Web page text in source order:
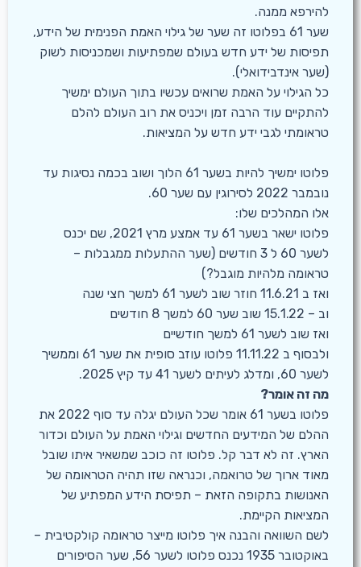
להירפא ממנה.
שער 61 בפלוטו זה שער של גילוי האמת הפנימית של הידע,
תפיסות של ידע חדש בעולם שמפתיעות ושמכניסות לשוק
(שער אינדבידואלי).
כל הגילוי על האמת שרואים עכשיו בתוך העולם ימשיך
להתקיים עוד הרבה זמן ויכניס את רוב העולם להלם
טראומתי לגבי ידע חדש על המציאות.
פלוטו ימשיך להיות בשער 61 הלוך ושוב בכמה נסיגות עד
נובמבר 2022 לסירוגין עם שער 60.
אלו המהלכים שלו:
פלוטו ישאר בשער 61 עד אמצע מרץ 2021, שם יכנס
לשער 60 ל 3 חודשים (שער ההתעלות ממגבלות –
טראומה מלהיות מוגבל?)
ואז ב 11.6.21 חוזר שוב לשער 61 למשך חצי שנה
וב – 15.1.22 שוב שער 60 למשך 8 חודשים
ואז שוב לשער 61 למשך חודשיים
ולבסוף ב 11.11.22 פלוטו עוזב סופית את שער 61 וממשיך
לשער 60, ומדלג לעיתים לשער 41 עד קיץ 2025.
מה זה אומר?
פלוטו בשער 61 אומר שכל העולם יגלה עד סוף 2022 את
ההלם של המידעים החדשים וגילוי האמת על העולם וכדור
הארץ. זה לא דבר קל. פלוטו זה כוכב שמשאיר איתו שובל
מאוד ארוך של טרואמה, וכנראה שזו תהיה הטראומה של
האנושות בתקופה הזאת – תפיסת הידע המפתיע של
המציאות הקיימת.
לשם השוואה והבנה איך פלוטו מייצר טראומה קולקטיבית –
באוקטובר 1935 נכנס פלוטו לשער 56, שער הסיפורים